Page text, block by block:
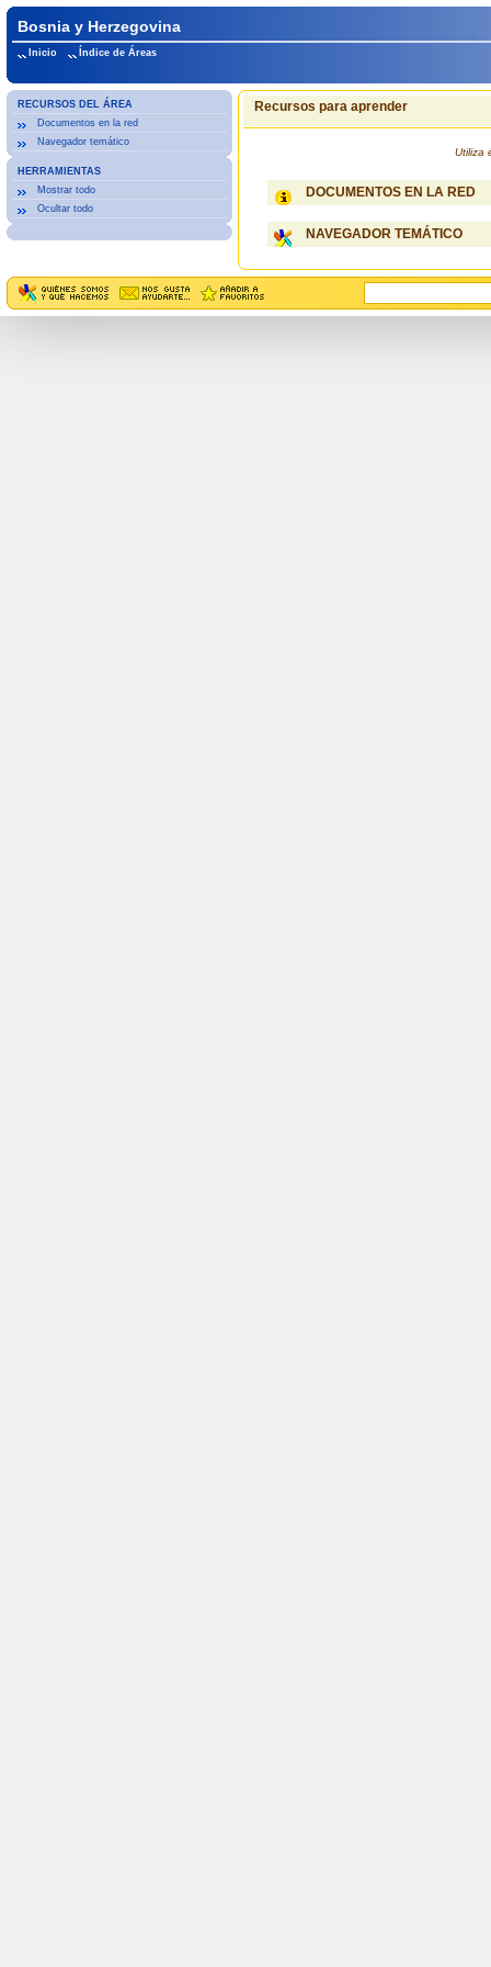
Bosnia y Herzegovina
Inicio Índice de Áreas
RECURSOS DEL ÁREA
Documentos en la red
Navegador temático
HERRAMIENTAS
Mostrar todo
Ocultar todo
Recursos para aprender
Utiliza
DOCUMENTOS EN LA RED
NAVEGADOR TEMÁTICO